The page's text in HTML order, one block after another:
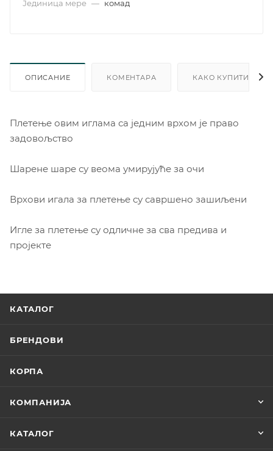
Јединица мере — комад
ОПИСАНИЕ КОМЕНТАРА КАКО КУПИТИ
Плетење овим иглама са једним врхом је право
задовољство
Шарене шаре су веома умирујуће за очи
Врхови игала за плетење су савршено зашиљени
Игле за плетење су одличне за сва предива и
пројекте
КАТАЛОГ
БРЕНДОВИ
КОРПА
КОМПАНИЈА
КАТАЛОГ